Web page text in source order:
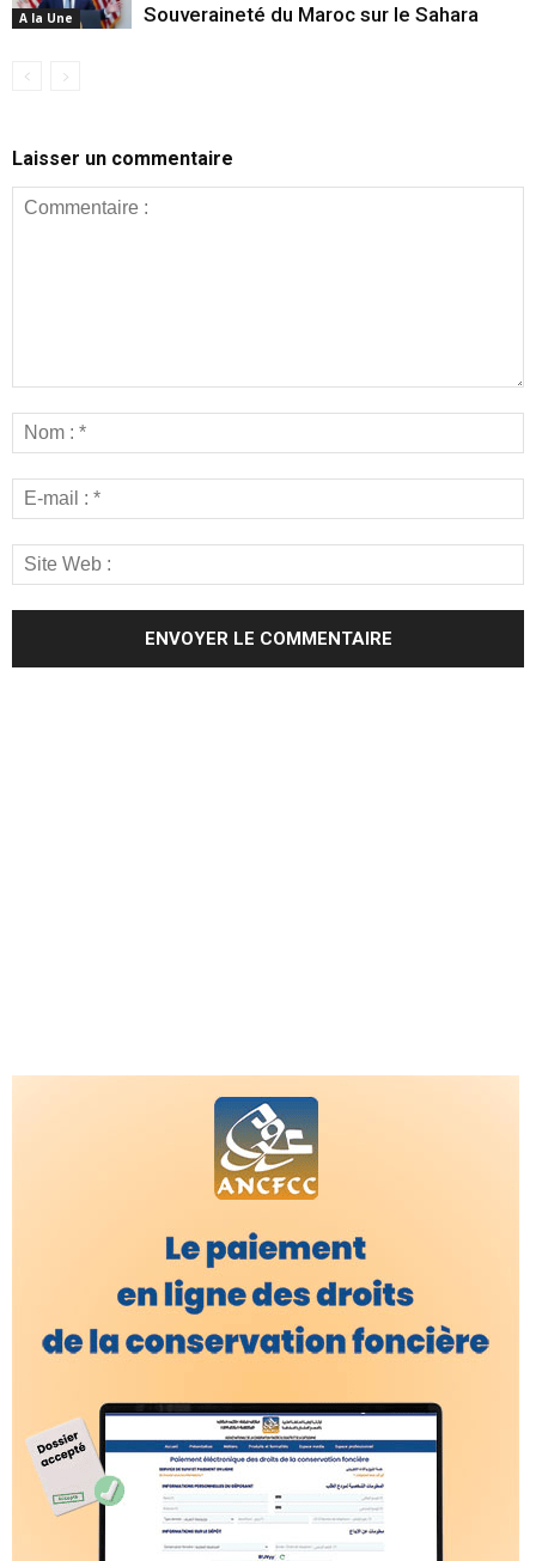
A la Une
Souveraineté du Maroc sur le Sahara
Laisser un commentaire